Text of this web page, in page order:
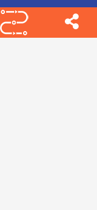
ورود/عضویت